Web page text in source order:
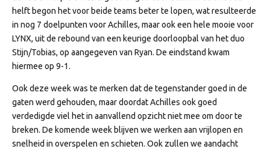
helft begon het voor beide teams beter te lopen, wat resulteerde
in nog 7 doelpunten voor Achilles, maar ook een hele mooie voor
LYNX, uit de rebound van een keurige doorloopbal van het duo
Stijn/Tobias, op aangegeven van Ryan. De eindstand kwam
hiermee op 9-1.
Ook deze week was te merken dat de tegenstander goed in de
gaten werd gehouden, maar doordat Achilles ook goed
verdedigde viel het in aanvallend opzicht niet mee om door te
breken. De komende week blijven we werken aan vrijlopen en
snelheid in overspelen en schieten. Ook zullen we aandacht